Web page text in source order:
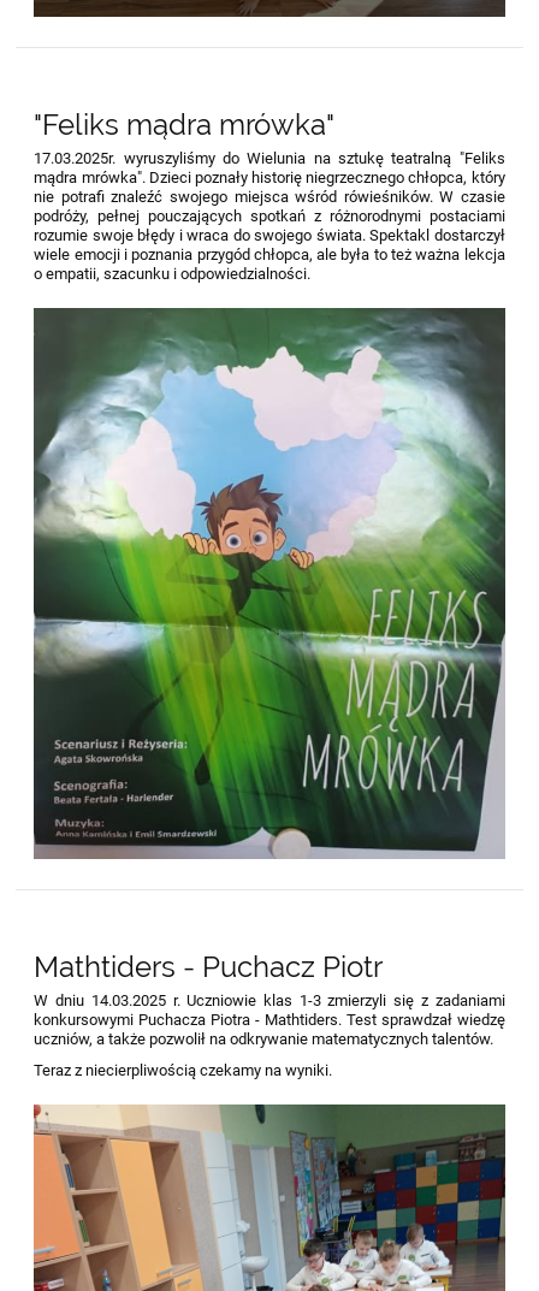
"Feliks mądra mrówka"
17.03.2025r. wyruszyliśmy do Wielunia na sztukę teatralną "Feliks
mądra mrówka". Dzieci poznały historię niegrzecznego chłopca, który
nie potrafi znaleźć swojego miejsca wśród rówieśników. W czasie
podróży, pełnej pouczających spotkań z różnorodnymi postaciami
rozumie swoje błędy i wraca do swojego świata. Spektakl dostarczył
wiele emocji i poznania przygód chłopca, ale była to też ważna lekcja
o empatii, szacunku i odpowiedzialności.
Mathtiders - Puchacz Piotr
W dniu 14.03.2025 r. Uczniowie klas 1-3 zmierzyli się z zadaniami
konkursowymi Puchacza Piotra - Mathtiders. Test sprawdzał wiedzę
uczniów, a także pozwolił na odkrywanie matematycznych talentów.
Teraz z niecierpliwością czekamy na wyniki.